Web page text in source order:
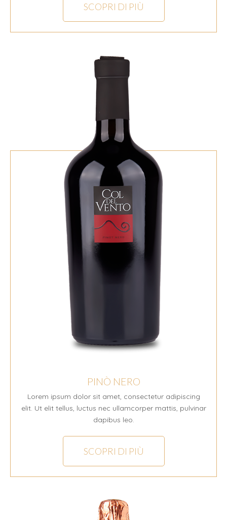
SCOPRI DI PIÙ
PINÒ NERO
Lorem ipsum dolor sit amet, consectetur adipiscing
elit. Ut elit tellus, luctus nec ullamcorper mattis, pulvinar
dapibus leo.
SCOPRI DI PIÙ